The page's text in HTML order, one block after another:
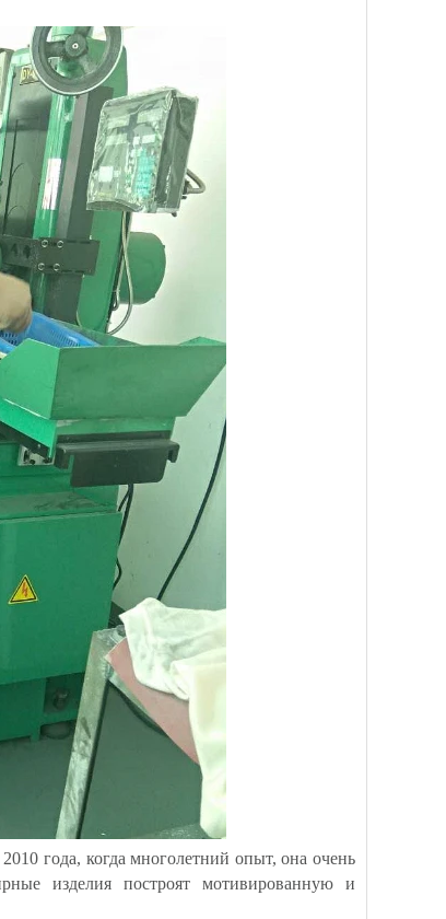
года, когда многолетний опыт, она очень
изделия построят мотивированную и